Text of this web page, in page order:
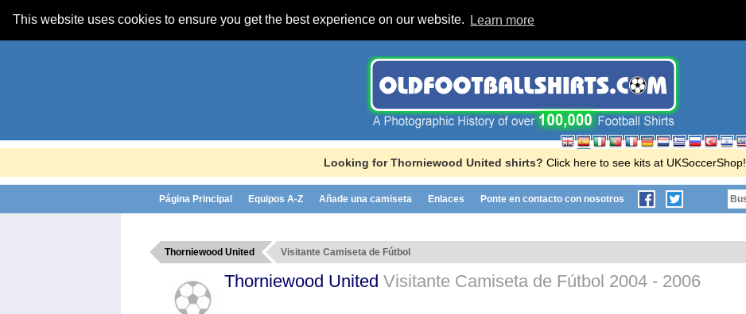
This website uses cookies to ensure you get the best experience on our website. Learn more
Looking for Thorniewood United shirts? Click here to see kits at UKSoccerShop!
Página Principal Equipos A-Z Añade una camiseta Enlaces Ponte en contacto con nosotros
Thorniewood United Visitante Camiseta de Fútbol
Thorniewood United Visitante Camiseta de Fútbol 2004 - 2006